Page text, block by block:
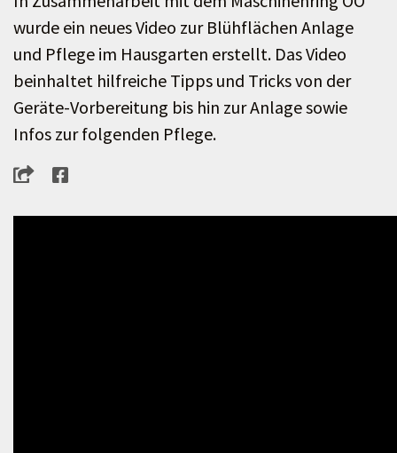
wurde ein neues Video zur Blühflächen Anlage
und Pflege im Hausgarten erstellt. Das Video
beinhaltet hilfreiche Tipps und Tricks von der
Geräte-Vorbereitung bis hin zur Anlage sowie
Infos zur folgenden Pflege.